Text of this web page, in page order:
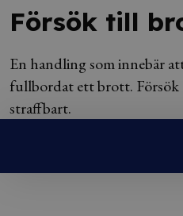
Försök till
En handling som innebär
fullbordat ett brott. Försök
straffbart.